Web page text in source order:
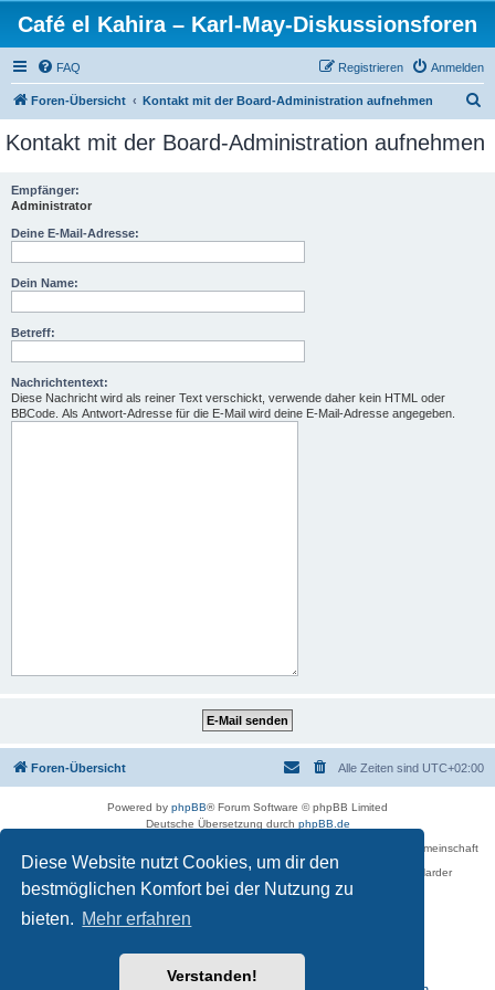
Diese Website nutzt Cookies, um dir den
bestmöglichen Komfort bei der Nutzung zu
bieten. Mehr erfahren
Verstanden!
Café el Kahira – Karl-May-Diskussionsforen
FAQ Anmelden
Registrieren
Foren-Übersicht Kontakt mit der Board-Administration aufnehmen
c
Kontakt mit der Board-Administration aufnehmen
Empfänger:
Administrator
Deine E-Mail-Adresse:
Dein Name:
Betreff:
Nachrichtentext:
Diese Nachricht wird als reiner Text verschickt, verwende daher kein HTML oder
BBCode. Als Antwort-Adresse für die E-Mail wird deine E-Mail-Adresse angegeben.
Foren-Übersicht Alle Zeiten sind UTC+02:00
Powered by phpBB® Forum Software © phpBB Limited
Deutsche Übersetzung durch phpBB.de
Betreiber des Forums für die Karl-May-Vereinigung – Arbeits- und Forschungsgemeinschaft
›Karl May‹ in Sachsen,
in Zusammenarbeit mit der Karl-May-Stiftung Radebeul bei Dresden: Ralf Harder
Impressum